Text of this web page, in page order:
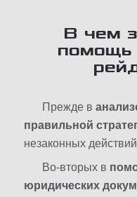
В чем
помощь
Прежде в
правильной
незаконных
Во-вторых в
юридических